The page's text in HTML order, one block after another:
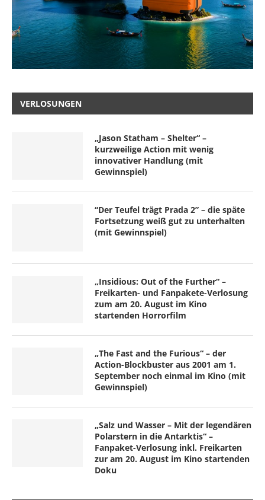
VERLOSUNGEN
„Jason Statham – Shelter“ –
kurzweilige Action mit wenig
innovativer Handlung (mit
Gewinnspiel)
“Der Teufel trägt Prada 2” – die späte
Fortsetzung weiß gut zu unterhalten
(mit Gewinnspiel)
„Insidious: Out of the Further“ –
Freikarten- und Fanpakete-Verlosung
zum am 20. August im Kino
startenden Horrorfilm
„The Fast and the Furious“ – der
Action-Blockbuster aus 2001 am 1.
September noch einmal im Kino (mit
Gewinnspiel)
„Salz und Wasser – Mit der legendären
Polarstern in die Antarktis“ –
Fanpaket-Verlosung inkl. Freikarten
zur am 20. August im Kino startenden
Doku